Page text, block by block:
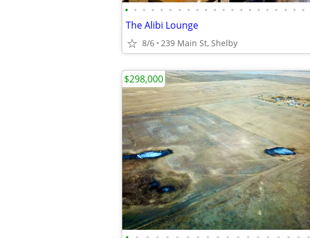
• • • • • • • • • • • • • • • • • • • • •
The Alibi Lounge
8/6 239 Main St, Shelby
$298,000